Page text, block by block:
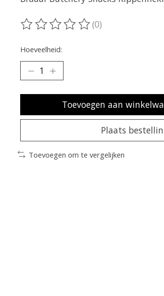
De beoordeling van dit product is
(0)
Hoeveelheid:
Toevoegen aan
Plaats
Toevoegen om te vergelijken